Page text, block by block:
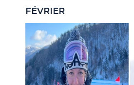
FÉVRIER